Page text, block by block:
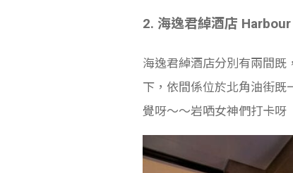
2. 海逸君綽酒店
海逸君綽酒店分別有兩間既
下，依間係位於北角油街既
覺呀～～岩哂女神們打卡呀